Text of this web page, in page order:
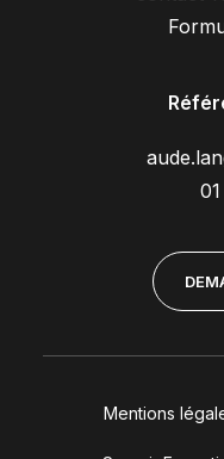
Mentions